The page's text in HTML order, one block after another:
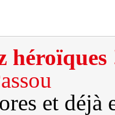
héroïques
et